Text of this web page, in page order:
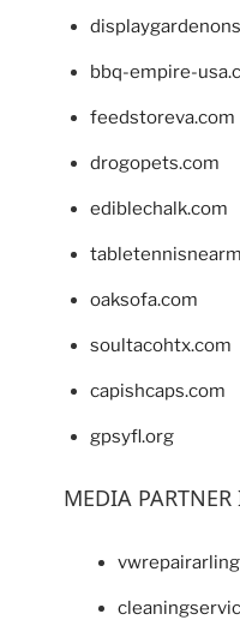
bbq-empire-
feedstoreva.com
drogopets.com
ediblechalk.com
oaksofa.com
soultacohtx.com
capishcaps.com
gpsyfl.org
MEDIA